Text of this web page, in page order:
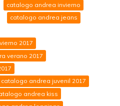
catalogo andrea invierno
catalogo andrea jeans
2017
verano 2017
catalogo andrea juvenil 2017
andrea kiss